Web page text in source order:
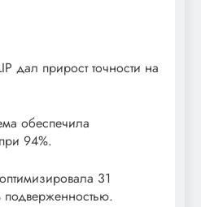
дал прирост точности на
обеспечила
94%.
31